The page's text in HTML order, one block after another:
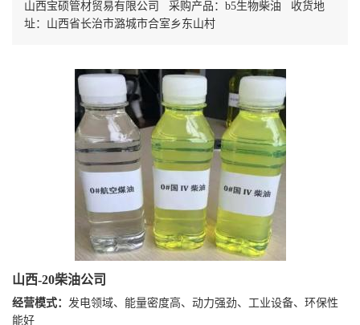
山西宝硕管材贸易有限公司 采购产品：b5生物柴油 收货地
址：山西省长治市潞城市合室乡东山村
山西-20柴油公司
经营模式： 发电领域、能量密度高、动力强劲、工业设备、环保性
能好